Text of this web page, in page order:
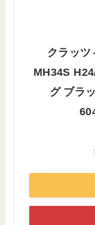
クラッツ
MH34S
グ ブラ